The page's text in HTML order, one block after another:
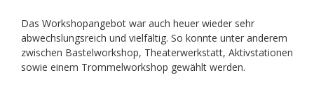
Das Workshopangebot war auch heuer wieder sehr
abwechslungsreich und vielfältig. So konnte unter anderem
zwischen Bastelworkshop, Theaterwerkstatt, Aktivstationen
sowie einem Trommelworkshop gewählt werden.